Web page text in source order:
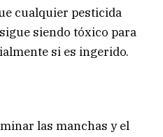
cualquier pesticida
siendo tóxico para
si es ingerido.
las manchas y el